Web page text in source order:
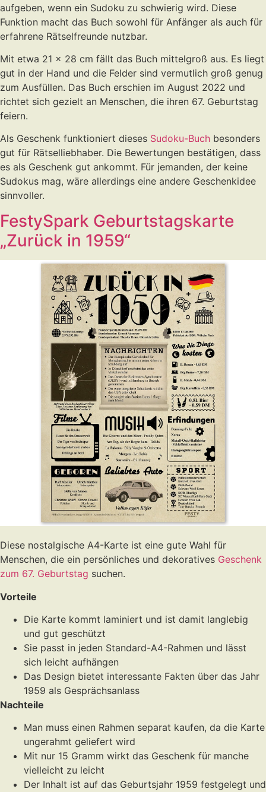
aufgeben, wenn ein Sudoku zu schwierig wird. Diese
Funktion macht das Buch sowohl für Anfänger als auch für
erfahrene Rätselfreunde nutzbar.
Mit etwa 21 x 28 cm fällt das Buch mittelgroß aus. Es liegt
gut in der Hand und die Felder sind vermutlich groß genug
zum Ausfüllen. Das Buch erschien im August 2022 und
richtet sich gezielt an Menschen, die ihren 67. Geburtstag
feiern.
Als Geschenk funktioniert dieses Sudoku-Buch besonders
gut für Rätselliebhaber. Die Bewertungen bestätigen, dass
es als Geschenk gut ankommt. Für jemanden, der keine
Sudokus mag, wäre allerdings eine andere Geschenkidee
sinnvoller.
FestySpark Geburtstagskarte
„Zurück in 1959“
Diese nostalgische A4-Karte ist eine gute Wahl für
Menschen, die ein persönliches und dekoratives Geschenk
zum 67. Geburtstag suchen.
Vorteile
Die Karte kommt laminiert und ist damit langlebig
und gut geschützt
Sie passt in jeden Standard-A4-Rahmen und lässt
sich leicht aufhängen
Das Design bietet interessante Fakten über das Jahr
1959 als Gesprächsanlass
Nachteile
Man muss einen Rahmen separat kaufen, da die Karte
ungerahmt geliefert wird
Mit nur 15 Gramm wirkt das Geschenk für manche
vielleicht zu leicht
Der Inhalt ist auf das Geburtsjahr 1959 festgelegt und